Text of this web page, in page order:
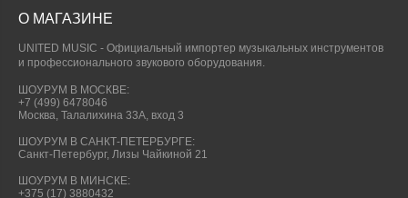
О МАГАЗИНЕ
UNITED MUSIC - Официальный импортер музыкальных инструментов
и профессионального звукового оборудования.
ШОУРУМ В МОСКВЕ:
+7 (499) 6478046
Москва, Талалихина 33А, вход 3
ШОУРУМ В САНКТ-ПЕТЕРБУРГЕ:
Санкт-Петербург, Лизы Чайкиной 21
ШОУРУМ В МИНСКЕ:
+375 (17) 3880432